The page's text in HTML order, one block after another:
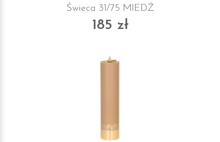
Świeca 31/75 MIEDŹ
185 zł